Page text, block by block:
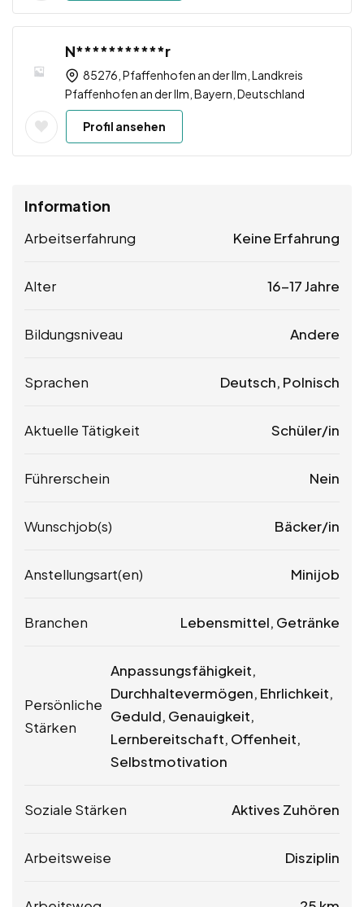
N***********r
85276, Pfaffenhofen an der Ilm, Landkreis
Pfaffenhofen an der Ilm, Bayern, Deutschland
Profil ansehen
Information
Arbeitserfahrung Keine Erfahrung
Alter 16-17 Jahre
Bildungsniveau Andere
Sprachen Deutsch, Polnisch
Aktuelle Tätigkeit Schüler/in
Führerschein Nein
Wunschjob(s) Bäcker/in
Anstellungsart(en) Minijob
Branchen Lebensmittel, Getränke
Persönliche
Stärken
Anpassungsfähigkeit,
Durchhaltevermögen, Ehrlichkeit,
Geduld, Genauigkeit,
Lernbereitschaft, Offenheit,
Selbstmotivation
Soziale Stärken Aktives Zuhören
Arbeitsweise Disziplin